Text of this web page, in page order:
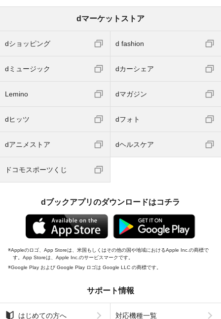
dマーケットストア
dショッピング d fashion
dミュージック dカーシェア
Lemino dマガジン
dヒッツ dフォト
dアニメストア dヘルスケア
ドコモスポーツくじ
dブックアプリのダウンロードはコチラ
Appleのロゴ、App Storeは、米国もしくはその他の国や地域におけるApple Inc.の商標で
す。App Storeは、Apple Inc.のサービスマークです。
Google Play および Google Play ロゴは Google LLC の商標です。
サポート情報
はじめての方へ 対応機種一覧